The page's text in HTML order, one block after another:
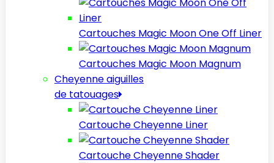
Cartouches Magic Moon One Off Liner
Cartouches Magic Moon Magnum
Cheyenne aiguilles
de tatouages
Cartouche Cheyenne Liner
Cartouche Cheyenne Shader